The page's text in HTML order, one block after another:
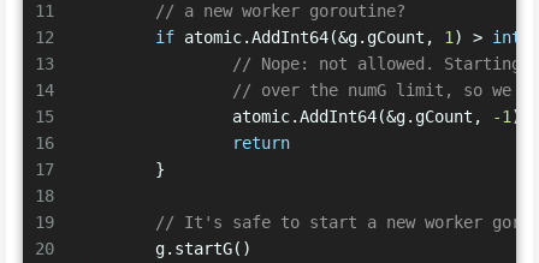
11
12
13
14
15
16
17
18
19
20
// a new worker goroutine?
if atomic.AddInt64(&g.gCount, 1) > int64
// Nope: not allowed. Starting
// over the numG limit, so we
		atomic.AddInt64(&g.gCount,
-1)
return
	}
// It's safe to start a new worker
	g.startG()